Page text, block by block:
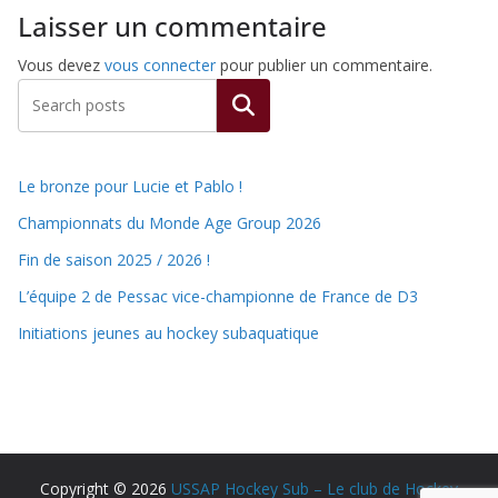
Laisser un commentaire
Vous devez vous connecter pour publier un commentaire.
Rechercher
Le bronze pour Lucie et Pablo !
Championnats du Monde Age Group 2026
Fin de saison 2025 / 2026 !
L’équipe 2 de Pessac vice-championne de France de D3
Initiations jeunes au hockey subaquatique
Copyright © 2026 USSAP Hockey Sub – Le club de Hockey